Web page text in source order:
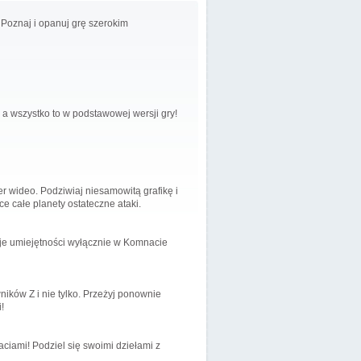
i opanuj grę szerokim
wszystko to w podstawowej wersji gry!
wideo. Podziwiaj niesamowitą grafikę i
całe planety ostateczne ataki.
umiejętności wyłącznie w Komnacie
Z i nie tylko. Przeżyj ponownie
Podziel się swoimi dziełami z